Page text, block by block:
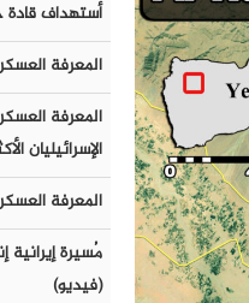
أستهداف
المعرفة
المعرفة
الإسرائيليان
المعرفة
مُسيرة إيرانية
(فيديو)